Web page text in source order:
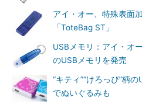
アイ・オー、特殊表面
「ToteBag ST」
USBメモリ：アイ・オ
のUSBメモリを発売
“キティ”“けろっぴ”柄
でぬいぐるみも